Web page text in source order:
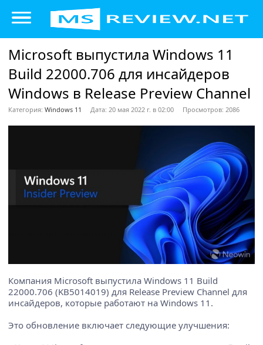
Microsoft выпустила Windows 11
Build 22000.706 для инсайдеров
Windows в Release Preview Channel
Категория: Windows 11 Дата: 20 мая 2022 г. в 02:00 Просмотров: 2086
Компания Microsoft выпустила Windows 11 Build
22000.706 (KB5014019) для Release Preview Channel для
инсайдеров, которые работают на Windows 11.
Это обновление включает следующие улучшения: